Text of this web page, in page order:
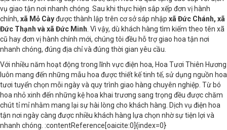
vụ giao tận nơi nhanh chóng. Sau khi thực hiện sắp xếp đơn vị hành
chính, xã Mỏ Càyđược thành lập trên cơ sở sáp nhập xã Đức Chánh, xã
Đức Thạnh và xã Đức Minh . Vì vậy, dù khách hàng tìm kiếm theo tên xã
cũ hay đơn vị hành chính mới, chúng tôi đều hỗ trợ giao hoa tận nơi
nhanh chóng, đúng địa chỉ và đúng thời gian yêu cầu.
Với nhiều năm hoạt động trong lĩnh vực điện hoa, Hoa Tươi Thiên Hương
luôn mang đến những mẫu hoa được thiết kế tinh tế, sử dụng nguồn hoa
tươi tuyển chọn mỗi ngày và quy trình giao hàng chuyên nghiệp. Từ bó
hoa nhỏ xinh đến những kệ hoa khai trương sang trọng đều được chăm
chút tỉ mỉ nhằm mang lại sự hài lòng cho khách hàng. Dịch vụ điện hoa
tận nơi ngày càng được nhiều khách hàng lựa chọn nhờ sự tiện lợi và
nhanh chóng. :contentReference[oaicite:0]{index=0}